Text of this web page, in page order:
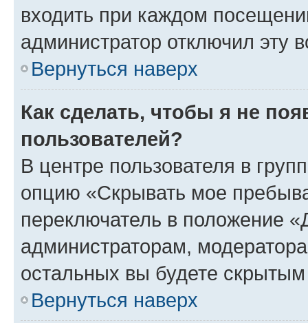
входить при каждом
администратор отключил эту
Вернуться наверх
Как сделать, чтобы я не
пользователей?
В центре пользователя в
опцию «Скрывать мое
переключатель в положение
администраторам,
остальных вы будете
Вернуться наверх